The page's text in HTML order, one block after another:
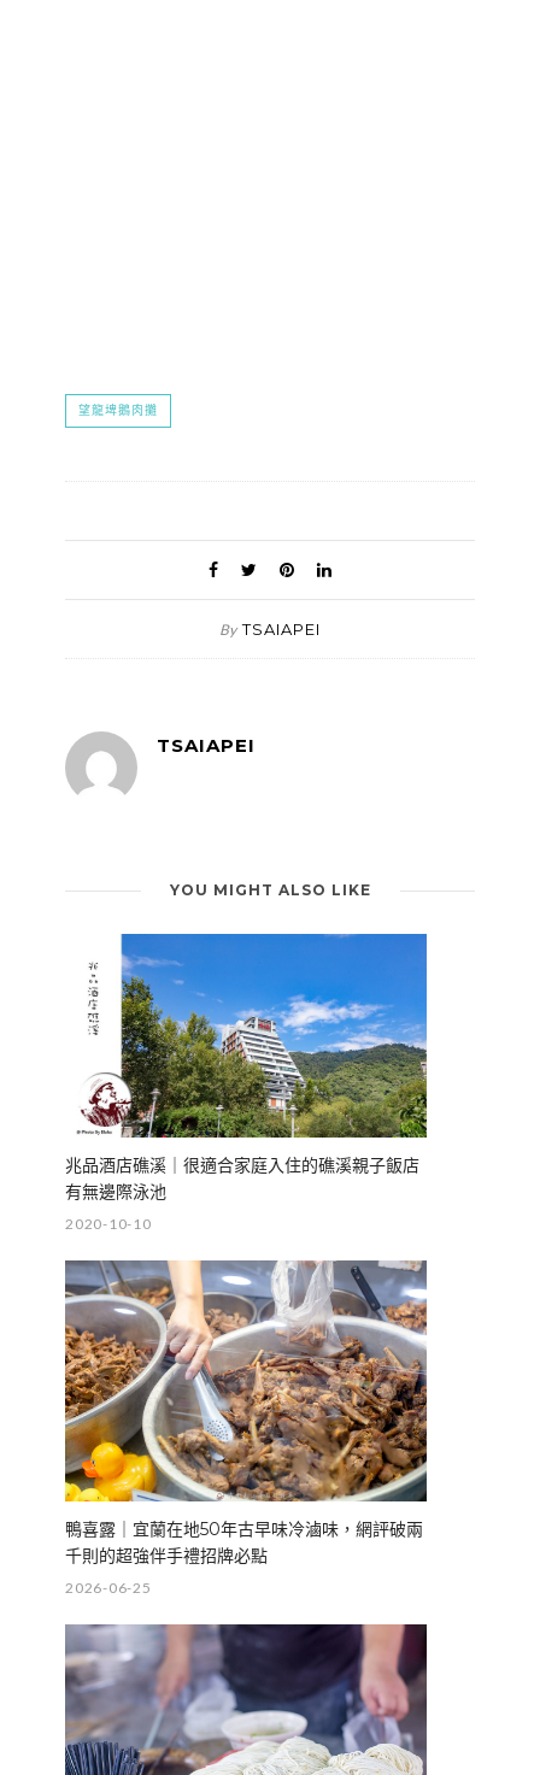
望龍埤鵝肉攤
By TSAIAPEI
TSAIAPEI
YOU MIGHT ALSO LIKE
兆品酒店礁溪｜很適合家庭入住的礁溪親子飯店
有無邊際泳池
2020-10-10
鴨喜露｜宜蘭在地50年古早味冷滷味，網評破兩
千則的超強伴手禮招牌必點
2026-06-25